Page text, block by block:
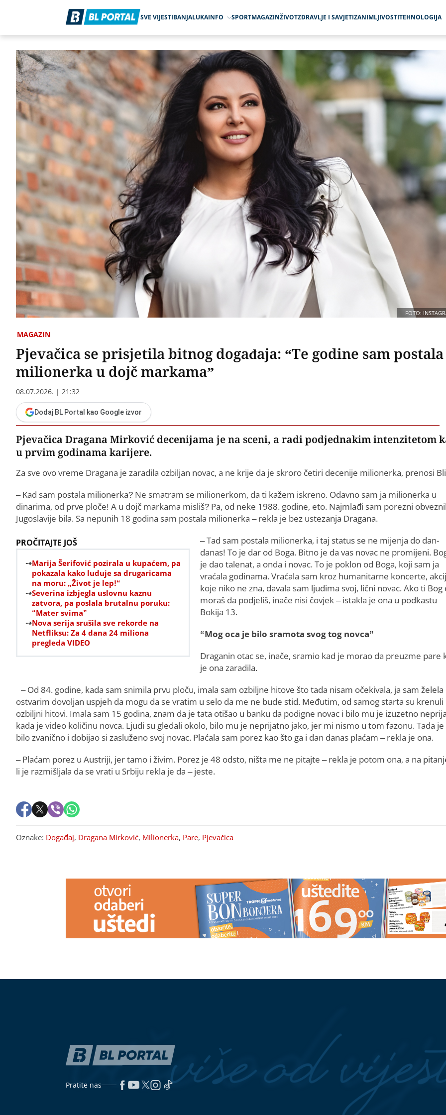
SVE VIJESTIBANJALUKAINFO SPORTMAGAZINŽIVOTZDRAVLJE I SAVJETIZANIMLJIVOSTITEHNOLOGIJA
FOTO:
MAGAZIN
Pjevačica se prisjetila bitnog događaja: “Te godine sam postala
milionerka u dojč markama”
08.07.2026. | 21:32
Dodaj BL Portal kao Google izvor
Pjevačica Dragana Mirković decenijama je na sceni, a radi podjednakim intenzitetom
u prvim godinama karijere.
Za sve ovo vreme Dragana je zaradila ozbiljan novac, a ne krije da je skroro četiri decenije milionerka, prenosi
– Kad sam postala milionerka? Ne smatram se milionerkom, da ti kažem iskreno. Odavno sam ja milionerka u
dinarima, od prve ploče! A u dojč markama misliš? Pa, od neke 1988. godine, eto. Najmlađi sam porezni
Jugoslavije bila. Sa nepunih 18 godina sam postala milionerka – rekla je bez ustezanja Dragana.
PROČITAJTE JOŠ
Marija Šerifović pozirala u kupaćem, pa
pokazala kako luduje sa drugaricama
na moru: „Život je lep!“
Severina izbjegla uslovnu kaznu
zatvora, pa poslala brutalnu poruku:
“Mater svima”
Nova serija srušila sve rekorde na
Netfliksu: Za 4 dana 24 miliona
pregleda VIDEO
– Tad sam postala milionerka, i taj status se ne mijenja do dan-
danas! To je dar od Boga. Bitno je da vas novac ne promijeni.
je dao talenat, a onda i novac. To je poklon od Boga, koji sam ja
vraćala godinama. Vraćala sam kroz humanitarne koncerte,
koje niko ne zna, davala sam ljudima svoj, lični novac. Ako ti Bog
moraš da podjeliš, inače nisi čovjek – istakla je ona u podkastu
Bokija 13.
“Mog oca je bilo sramota svog tog novca”
Draganin otac se, inače, sramio kad je morao da preuzme pare
je ona zaradila.
– Od 84. godine, kada sam snimila prvu ploču, imala sam ozbiljne hitove što tada nisam očekivala, ja sam želela
ostvarim dovoljan uspjeh da mogu da se vratim u selo da me ne bude stid. Međutim, od samog starta su krenuli
ozbiljni hitovi. Imala sam 15 godina, znam da je tata otišao u banku da podigne novac i bilo mu je izuzetno
kada je video količinu novca. Ljudi su gledali okolo, bilo mu je neprijatno jako, jer mi nismo u tom fazonu. Tada je
bilo zvanično i dobijao si zasluženo svoj novac. Plaćala sam porez kao što ga i dan danas plaćam – rekla je ona.
– Plaćam porez u Austriji, jer tamo i živim. Porez je 48 odsto, ništa me ne pitajte – rekla je potom ona, a na
li je razmišljala da se vrati u Srbiju rekla je da – jeste.
Oznake: Događaj, Dragana Mirković, Milionerka, Pare, Pjevačica
Pratite nas